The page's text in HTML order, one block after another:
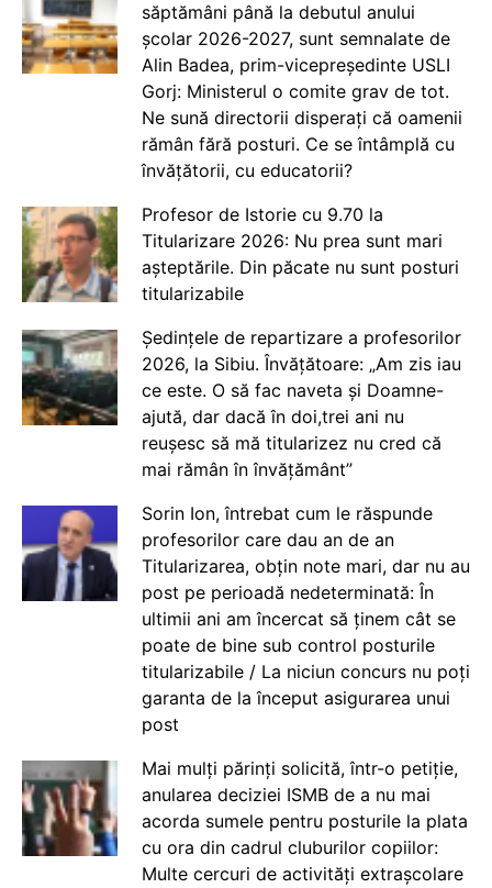
săptămâni până la debutul anului
școlar 2026-2027, sunt semnalate de
Alin Badea, prim-vicepreședinte USLI
Gorj: Ministerul o comite grav de tot.
Ne sună directorii disperați că oamenii
rămân fără posturi. Ce se întâmplă cu
învățătorii, cu educatorii?
Profesor de Istorie cu 9.70 la
Titularizare 2026: Nu prea sunt mari
așteptările. Din păcate nu sunt posturi
titularizabile
Ședințele de repartizare a profesorilor
2026, la Sibiu. Învățătoare: „Am zis iau
ce este. O să fac naveta și Doamne-
ajută, dar dacă în doi,trei ani nu
reușesc să mă titularizez nu cred că
mai rămân în învățământ”
Sorin Ion, întrebat cum le răspunde
profesorilor care dau an de an
Titularizarea, obțin note mari, dar nu au
post pe perioadă nedeterminată: În
ultimii ani am încercat să ținem cât se
poate de bine sub control posturile
titularizabile / La niciun concurs nu poți
garanta de la început asigurarea unui
post
Mai mulți părinți solicită, într-o petiție,
anularea deciziei ISMB de a nu mai
acorda sumele pentru posturile la plata
cu ora din cadrul cluburilor copiilor:
Multe cercuri de activități extrașcolare